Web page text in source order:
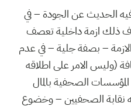
الحديث عن الجودة – في
ذلك ازمة داخلية تعصف
– بصفة جلية – في عدم
(وليس الامر على اطلاقه
الصحفية بالمال
نقابة الصحفيين – وخضوع